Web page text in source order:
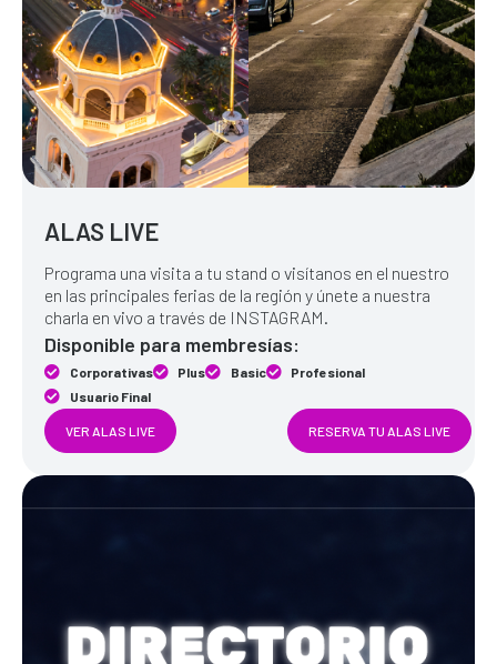
ALAS LIVE
Programa una visita a tu stand o visítanos en el nuestro
en las principales ferias de la región y únete a nuestra
charla en vivo a través de INSTAGRAM.
Disponible para membresías:
Corporativas Plus Basic
Profesional
Usuario Final
VER ALAS LIVE RESERVA TU ALAS LIVE